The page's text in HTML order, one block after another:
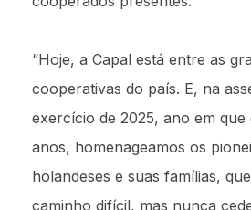
“Hoje, a Capal está entre as
cooperativas do país. E, na
exercício de 2025, ano em
anos, homenageamos os
holandeses e suas famílias,
caminho difícil, mas nunca